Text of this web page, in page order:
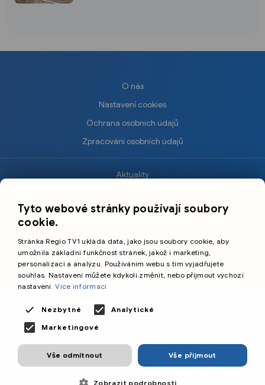
O nás
Nastavení cookies
Ochrana osobních údajů
Zpracování osobních údajů
Aktuality
Sport
Cestování
©️
Primetime Media s.r.o.
Tyto webové stránky používají soubory
cookie.
Stránka Regio TV1 ukládá data, jako jsou soubory cookie, aby
umožnila základní funkčnost stránek, jakož i marketing,
personalizaci a analýzu. Používáním webu s tím vyjadřujete
souhlas. Nastavení můžete kdykoli změnit, nebo přijmout výchozí
nastavení.Více informací
Nezbytné
Analytické
Marketingové
Vše přijmout
Vše odmítnout
Zobrazit podrobnosti